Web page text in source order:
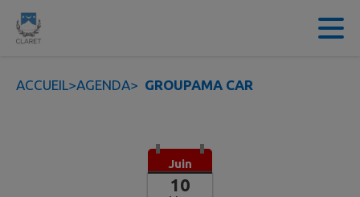
Contenu
ACCUEIL>AGENDA> GROUPAMA CAR
Juin
10